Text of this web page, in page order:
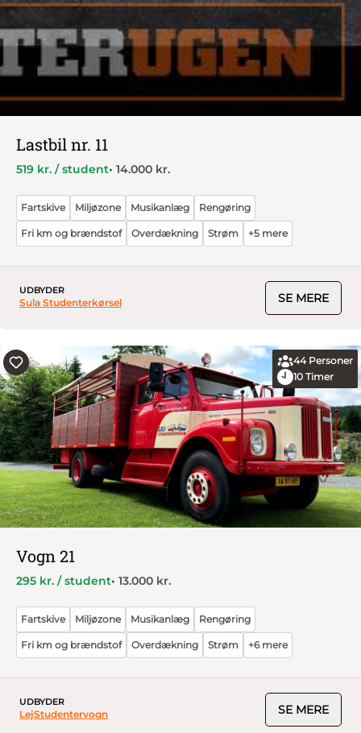
Lastbil nr. 11
519 kr. / student• 14.000 kr.
Fartskive Miljøzone Musikanlæg Rengøring
Fri km og brændstof Overdækning Strøm +5 mere
UDBYDER
Sula Studenterkørsel SE MERE
44 Personer
10 Timer
Vogn 21
295 kr. / student• 13.000 kr.
Fartskive Miljøzone Musikanlæg Rengøring
Fri km og brændstof Overdækning Strøm +6 mere
UDBYDER
LejStudentervogn SE MERE